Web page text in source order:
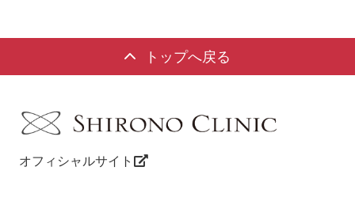
トップへ戻る
オフィシャルサイト